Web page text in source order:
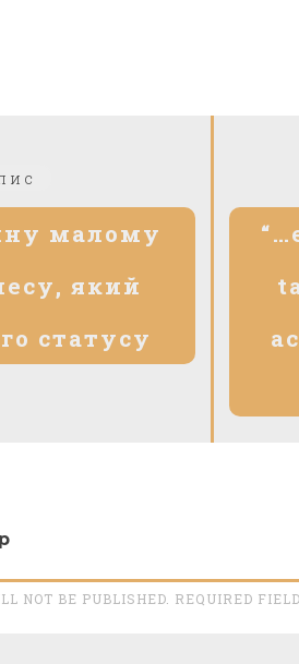
малому
який
статусу
NOT BE PUBLISHED. REQUIRED